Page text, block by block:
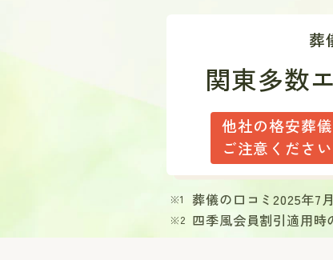
葬
関東多数
他社の格安葬
ご注意くださ
葬儀の口コミ2025年7
四季風会員割引適用時